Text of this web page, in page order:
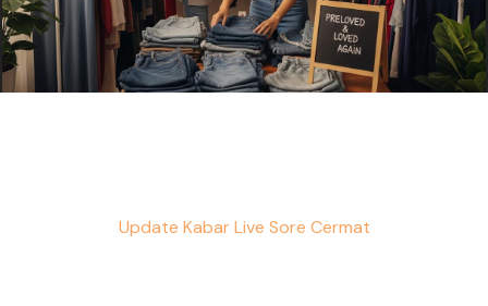
Update Kabar Live Sore Cermat